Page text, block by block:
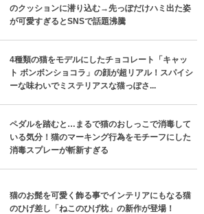
のクッションに潜り込む→先っぽだけハミ出た姿
が可愛すぎるとSNSで話題沸騰
4種類の猫をモデルにしたチョコレート「キャッ
ト ボンボンショコラ」の顔が超リアル！スパイシ
ーな味わいでミステリアスな猫っぽさ...
ペダルを踏むと…まるで猫のおしっこで消毒して
いる気分！猫のマーキング行為をモチーフにした
消毒スプレーが斬新すぎる
猫のお髭を可愛く飾る事でインテリアにもなる猫
のひげ差し「ねこのひげ枕」の新作が登場！